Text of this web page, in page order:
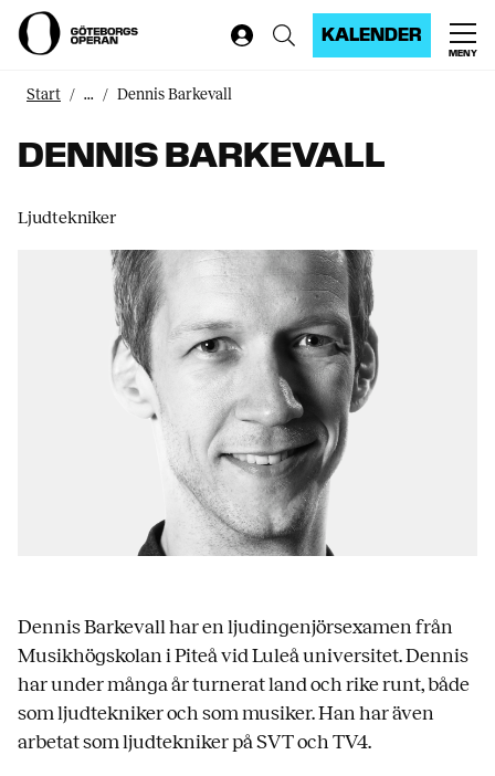
KALENDER
MENY
Start ... Dennis Barkevall
DENNIS BARKEVALL
Ljudtekniker
Dennis Barkevall har en ljudingenjörsexamen från
Musikhögskolan i Piteå vid Luleå universitet. Dennis
har under många år turnerat land och rike runt, både
som ljudtekniker och som musiker. Han har även
arbetat som ljudtekniker på SVT och TV4.